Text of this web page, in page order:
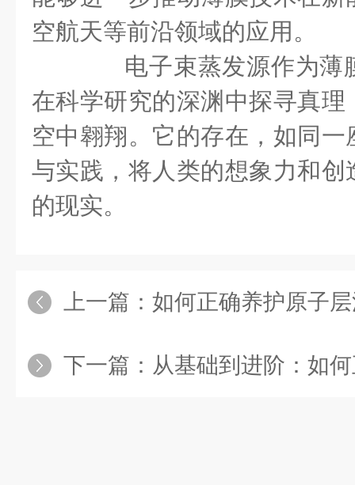
空航天等前沿领域的应用。
电子束蒸发源作为薄
在科学研究的深渊中探寻真
空中翱翔。它的存在，如同
与实践，将人类的想象力和
的现实。
上一篇： 如何正确养护原子
下一篇： 从基础到进阶：如何正